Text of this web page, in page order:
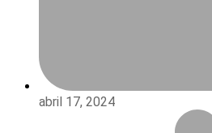
abril 17, 2024